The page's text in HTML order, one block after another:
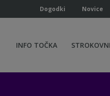
Dogodki Novice
INFO TOČKA